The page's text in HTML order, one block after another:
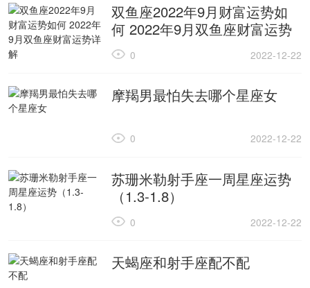
双鱼座2022年9月财富运势如
何 2022年9月双鱼座财富运势
详解
2022-12-22
0
摩羯男最怕失去哪个星座女
2022-12-22
0
苏珊米勒射手座一周星座运势
（1.3-1.8）
2022-12-22
0
天蝎座和射手座配不配